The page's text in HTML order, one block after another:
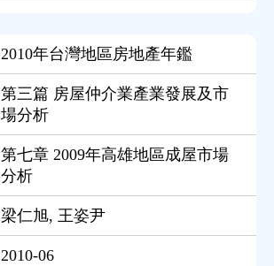
2010年台灣地區房地產年鑑
第三篇 房屋仲介業產業發展及市
場分析
第七章 2009年高雄地區成屋市場
分析
梁仁旭, 王姿尹
2010-06